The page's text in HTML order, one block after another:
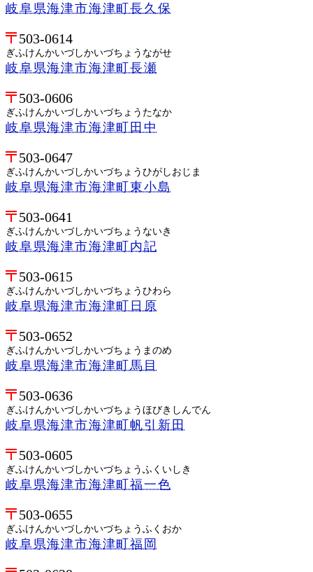
岐阜県海津市海津町長久保
503-0614
ぎふけんかいづしかいづちょうながせ
岐阜県海津市海津町長瀬
503-0606
ぎふけんかいづしかいづちょうたなか
岐阜県海津市海津町田中
503-0647
ぎふけんかいづしかいづちょうひがしおじま
岐阜県海津市海津町東小島
503-0641
ぎふけんかいづしかいづちょうないき
岐阜県海津市海津町内記
503-0615
ぎふけんかいづしかいづちょうひわら
岐阜県海津市海津町日原
503-0652
ぎふけんかいづしかいづちょうまのめ
岐阜県海津市海津町馬目
503-0636
ぎふけんかいづしかいづちょうほびきしんでん
岐阜県海津市海津町帆引新田
503-0605
ぎふけんかいづしかいづちょうふくいしき
岐阜県海津市海津町福一色
503-0655
ぎふけんかいづしかいづちょうふくおか
岐阜県海津市海津町福岡